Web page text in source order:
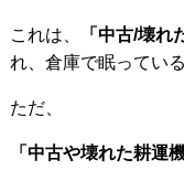
これは、 「中古/壊れ
れ、倉庫で眠っている
ただ、
「中古や壊れた耕運